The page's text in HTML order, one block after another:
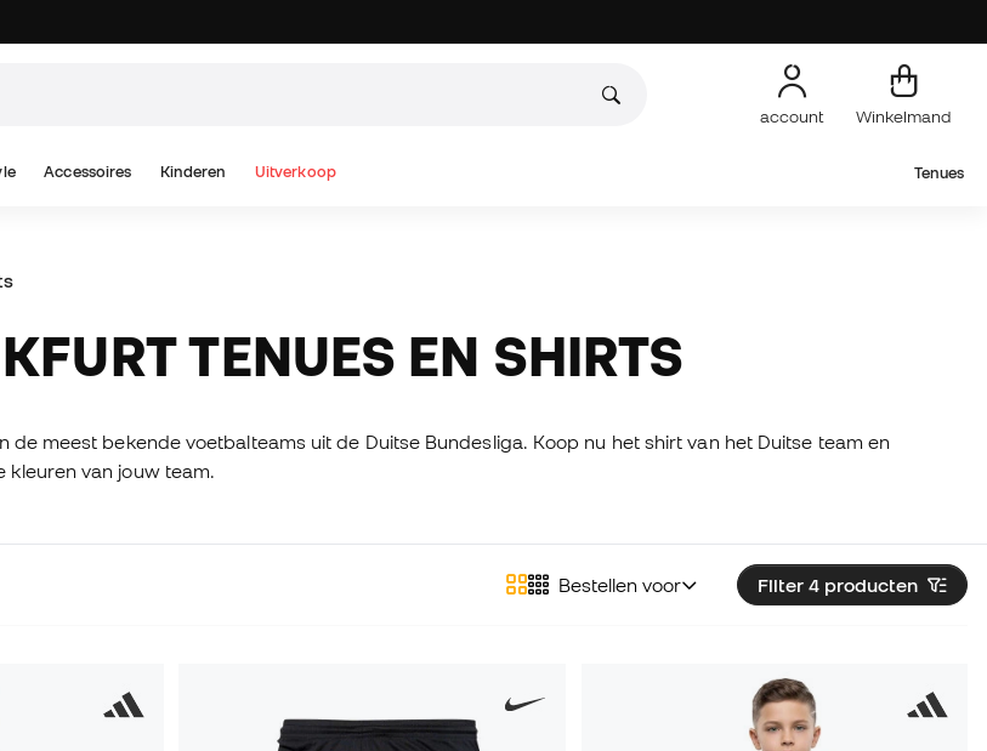
account Winkelmand
Accessoires Kinderen Uitverkoop Tenues
TENUES EN SHIRTS
de meest bekende voetbalteams uit de Duitse Bundesliga. Koop nu het shirt van het Duitse team en
kleuren van jouw team.
Filter 4 producten
Bestellen voor